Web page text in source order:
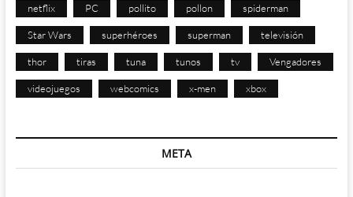
netflix PC pollito pollon spiderman
Star Wars superhéroes superman televisión
thor tiras tuna tunos tv Vengadores
videojuegos webcomics x-men xbox
META